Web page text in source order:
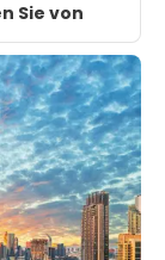
Sie von